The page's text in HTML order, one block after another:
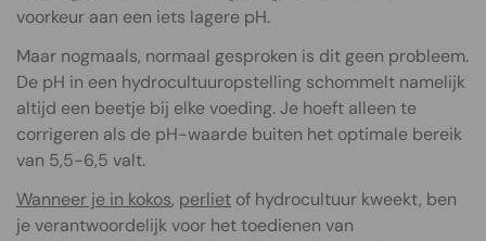
voorkeur aan een iets lagere pH.
Maar nogmaals, normaal gesproken is dit geen probleem.
De pH in een hydrocultuuropstelling schommelt namelijk
altijd een beetje bij elke voeding. Je hoeft alleen te
corrigeren als de pH-waarde buiten het optimale bereik
van 5,5-6,5 valt.
Wanneer je in kokos, perliet of hydrocultuur kweekt, ben
je verantwoordelijk voor het toedienen van